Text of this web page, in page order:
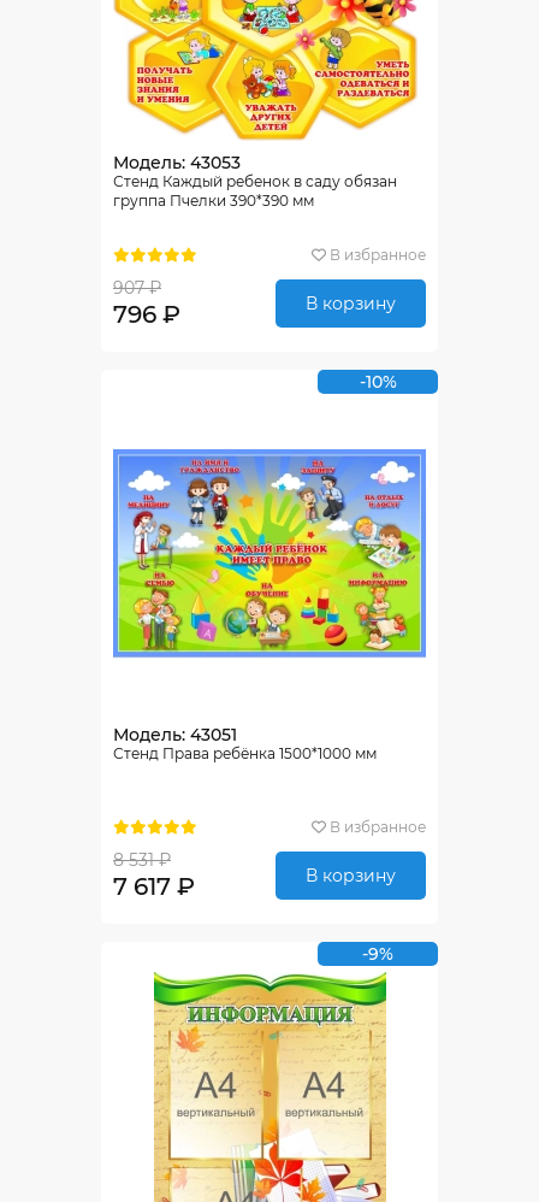
Модель: 43053
Стенд Каждый ребенок в саду обязан
группа Пчелки 390*390 мм
В избранное
907 ₽
796 ₽ В корзину
-10%
Модель: 43051
Стенд Права ребёнка 1500*1000 мм
В избранное
8 531 ₽
7 617 ₽ В корзину
-9%